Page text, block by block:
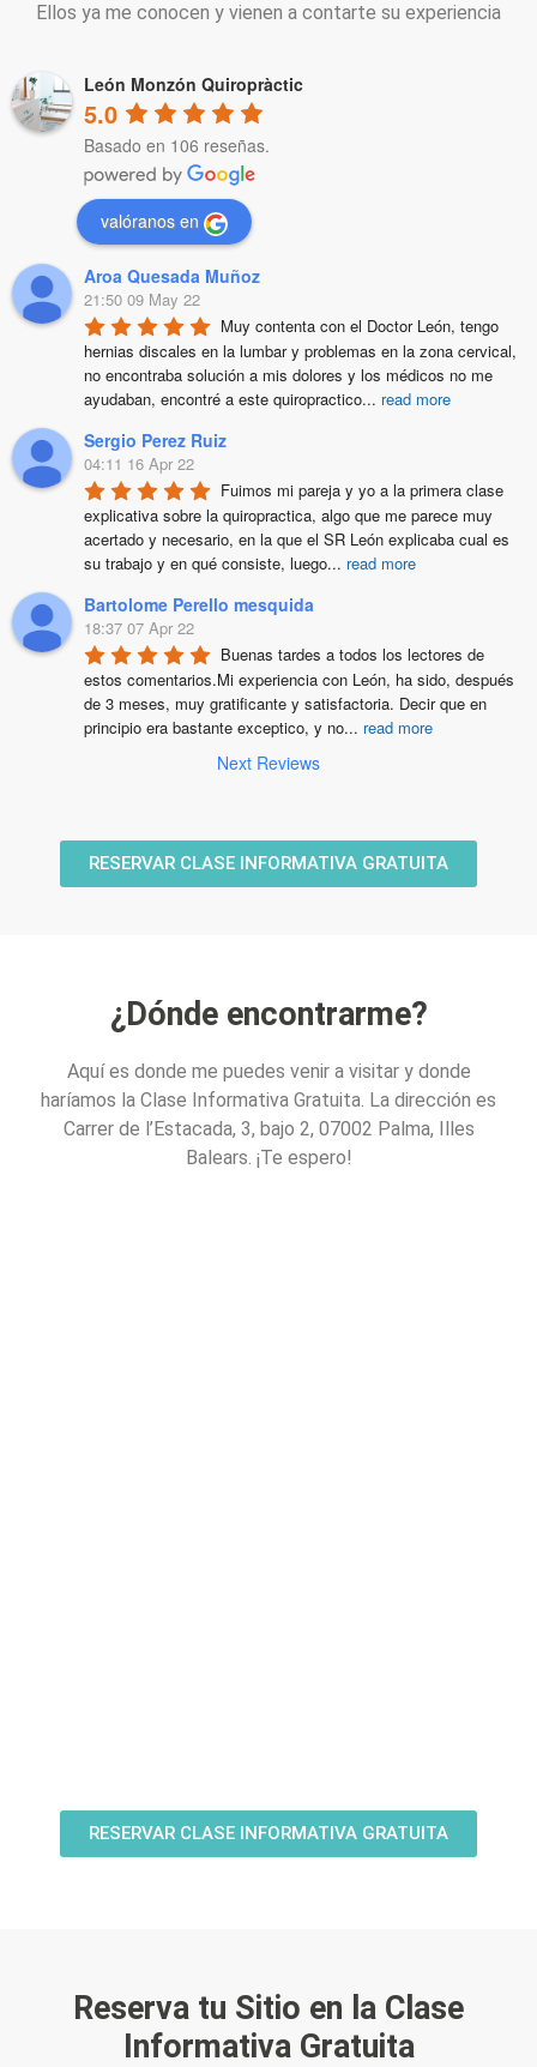
Ellos ya me conocen y vienen a contarte su experiencia
León Monzón Quiropràctic
5.0
Basado en 106 reseñas.
valóranos en
Aroa Quesada Muñoz
21:50 09 May 22
Muy contenta con el Doctor León, tengo
hernias discales en la lumbar y problemas en la zona cervical,
no encontraba solución a mis dolores y los médicos no me
ayudaban, encontré a este quiropractico... read more
Sergio Perez Ruiz
04:11 16 Apr 22
Fuimos mi pareja y yo a la primera clase
explicativa sobre la quiropractica, algo que me parece muy
acertado y necesario, en la que el SR León explicaba cual es
su trabajo y en qué consiste, luego... read more
Bartolome Perello mesquida
18:37 07 Apr 22
Buenas tardes a todos los lectores de
estos comentarios.Mi experiencia con León, ha sido, después
de 3 meses, muy gratificante y satisfactoria. Decir que en
principio era bastante exceptico, y no... read more
Next Reviews
RESERVAR CLASE INFORMATIVA GRATUITA
¿Dónde encontrarme?
Aquí es donde me puedes venir a visitar y donde
haríamos la Clase Informativa Gratuita. La dirección es
Carrer de l’Estacada, 3, bajo 2, 07002 Palma, Illes
Balears. ¡Te espero!
RESERVAR CLASE INFORMATIVA GRATUITA
Reserva tu Sitio en la Clase
Informativa Gratuita